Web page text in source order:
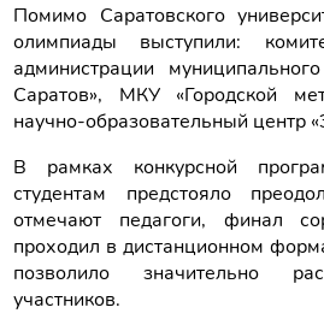
Помимо Саратовского
олимпиады выступили:
администрации
Саратов», МКУ «Городской
научно-образовательный центр
В рамках конкурсной
студентам предстояло
отмечают педагоги, финал
проходил в дистанционном
позволило значительно
участников.